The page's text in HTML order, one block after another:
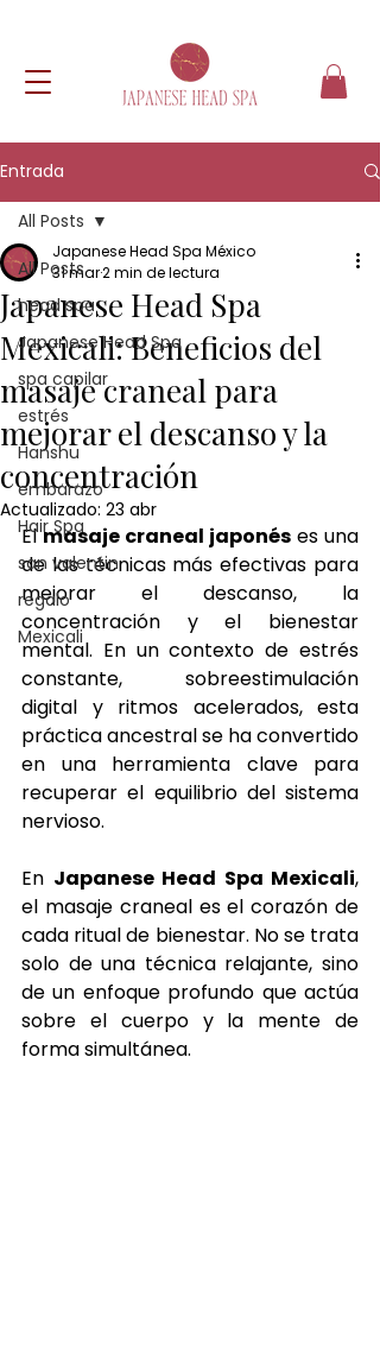
Entrada
All Posts
head spa
Japanese Head Spa
spa capilar
estrés
Hanshu
embarazo
Hair Spa
san valentin
regalo
Mexicali
All Posts
Japanese Head Spa
Mexicali: Beneficios del
masaje craneal para
mejorar el descanso y la
concentración
Japanese Head Spa México
31 mar2 min de lectura
Actualizado: 23 abr
El masaje craneal japonés es una
de las técnicas más efectivas para
mejorar el descanso, la
concentración y el bienestar
mental. En un contexto de estrés
constante, sobreestimulación
digital y ritmos acelerados, esta
práctica ancestral se ha convertido
en una herramienta clave para
recuperar el equilibrio del sistema
nervioso.
En Japanese Head Spa Mexicali,
el masaje craneal es el corazón de
cada ritual de bienestar. No se trata
solo de una técnica relajante, sino
de un enfoque profundo que actúa
sobre el cuerpo y la mente de
forma simultánea.